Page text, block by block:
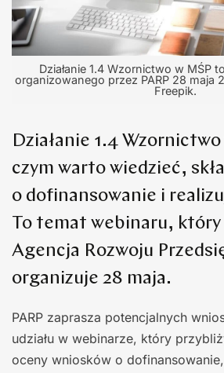
Działanie 1.4 Wzornictwo w MŚP
organizowanego przez PARP 28 maja
Freepik.
Działanie 1.4
czym warto wiedzieć,
o dofinansowanie i
To temat webinaru, który
Agencja Rozwoju
organizuje 28 maja.
PARP zaprasza potencjalnych
udziału w webinarze, który
oceny wniosków o